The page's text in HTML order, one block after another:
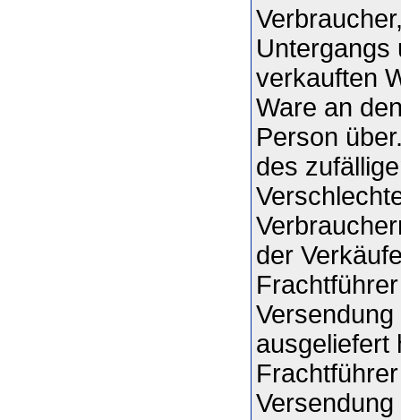
Untergangs
verkauften
Ware an
Person
des
der
ausgeliefert